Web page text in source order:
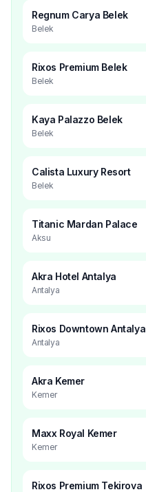
Regnum Carya Belek
Belek
Rixos Premium Belek
Belek
Kaya Palazzo Belek
Belek
Calista Luxury Resort
Belek
Titanic Mardan Palace
Aksu
Akra Hotel Antalya
Antalya
Rixos Downtown Antalya
Antalya
Akra Kemer
Kemer
Maxx Royal Kemer
Kemer
Rixos Premium Tekirova